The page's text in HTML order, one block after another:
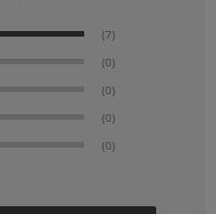
(7)
(0)
(0)
(0)
(0)